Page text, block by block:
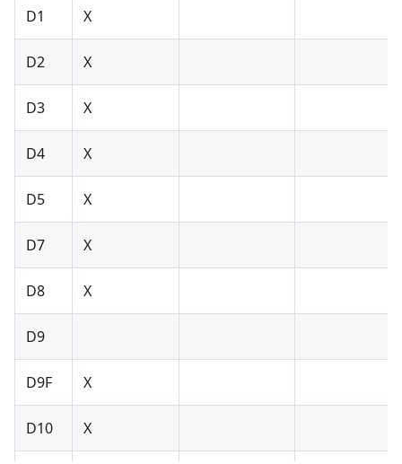
D1 X
D2 X
D3 X
D4 X
D5 X
D7 X
D8 X
D9
D9F X
D10 X